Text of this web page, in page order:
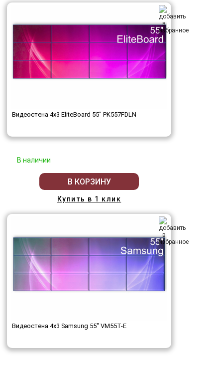
Видеостена 4x3 EliteBoard 55" PK557FDLN
В наличии
В КОРЗИНУ
Купить в 1 клик
Видеостена 4x3 Samsung 55" VM55T-E